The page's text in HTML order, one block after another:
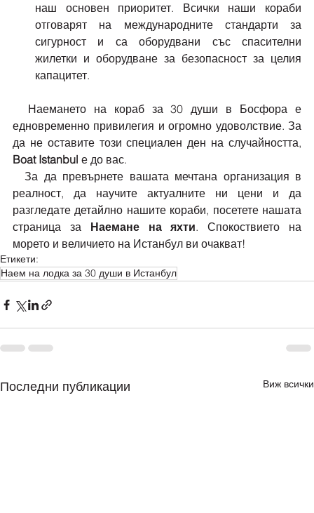
наш основен приоритет. Всички наши кораби
отговарят на международните стандарти за
сигурност и са оборудвани със спасителни
жилетки и оборудване за безопасност за целия
капацитет.
едновременно привилегия и огромно удоволствие. За
Boat Istanbul е до вас.
реалност, да научите актуалните ни цени и да
разгледате детайлно нашите кораби, посетете нашата
страница за Наемане на яхти. Спокоствието на
морето и величието на Истанбул ви очакват!
Етикети:
Наем на лодка за 30 души в Истанбул
Последни публикации Виж всички